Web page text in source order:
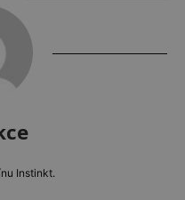
Instinkt.